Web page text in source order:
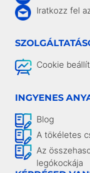
Iratkozz fel
Cookie
INGYENES
Blog
A tökéletes
Az
legókockája